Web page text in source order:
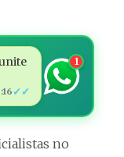
✓✓
1
no